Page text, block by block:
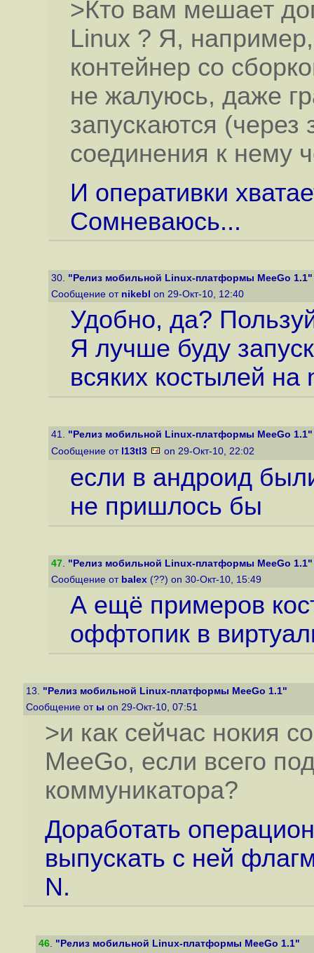
>Кто вам мешает
Linux ? Я,
контейнер со
не жалуюсь, даже
запускаются (через
соединения к нему
И оперативки
Сомневаюсь...
30. "Релиз мобильной Linux-платформы MeeGo 1.1"
Сообщение от nikebl on 29-Окт-10, 12:40
Удобно, да?
Я лучше буду
всяких костылей
41. "Релиз мобильной Linux-платформы MeeGo 1.1"
Сообщение от l13tl3 on 29-Окт-10, 22:02
если в андроид
не пришлось бы
47. "Релиз мобильной Linux-платформы MeeGo 1.1"
Сообщение от balex (??) on 30-Окт-10, 15:49
А ещё примеров
оффтопик в
13. "Релиз мобильной Linux-платформы MeeGo 1.1"
Сообщение от ы on 29-Окт-10, 07:51
>и как сейчас нокия
MeeGo, если всего
коммуникатора?
Доработать
выпускать с ней
N.
46. "Релиз мобильной Linux-платформы MeeGo 1.1"